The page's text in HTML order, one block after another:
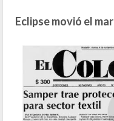
Eclipse movió el mar